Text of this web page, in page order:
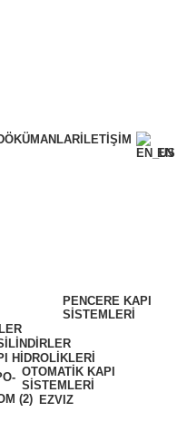
İLETIŞIM
EN
PENCERE KAPI
SISTEMLERI
HIDROLIKLERI
OTOMATIK KAPI
SISTEMLERI
EZVIZ